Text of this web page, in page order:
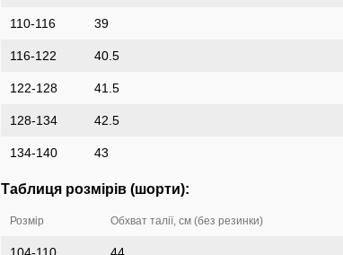
110-116 39
116-122 40.5
122-128 41.5
128-134 42.5
134-140 43
Таблиця розмірів (шорти):
Розмір Обхват талії, см (без резинки)